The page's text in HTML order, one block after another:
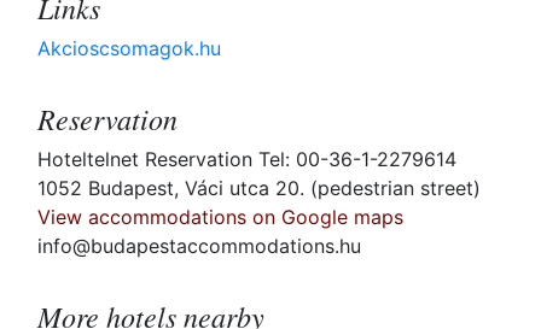
Akcioscsomagok.hu
Reservation
Hoteltelnet Reservation Tel: 00-36-1-2279614
1052 Budapest, Váci utca 20. (pedestrian street)
View accommodations on Google maps
info@budapestaccommodations.hu
More hotels nearby